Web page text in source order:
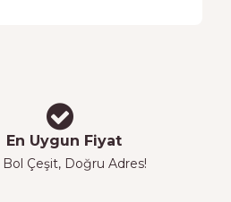
En Uygun Fiyat
Bol Çeşit, Doğru Adres!